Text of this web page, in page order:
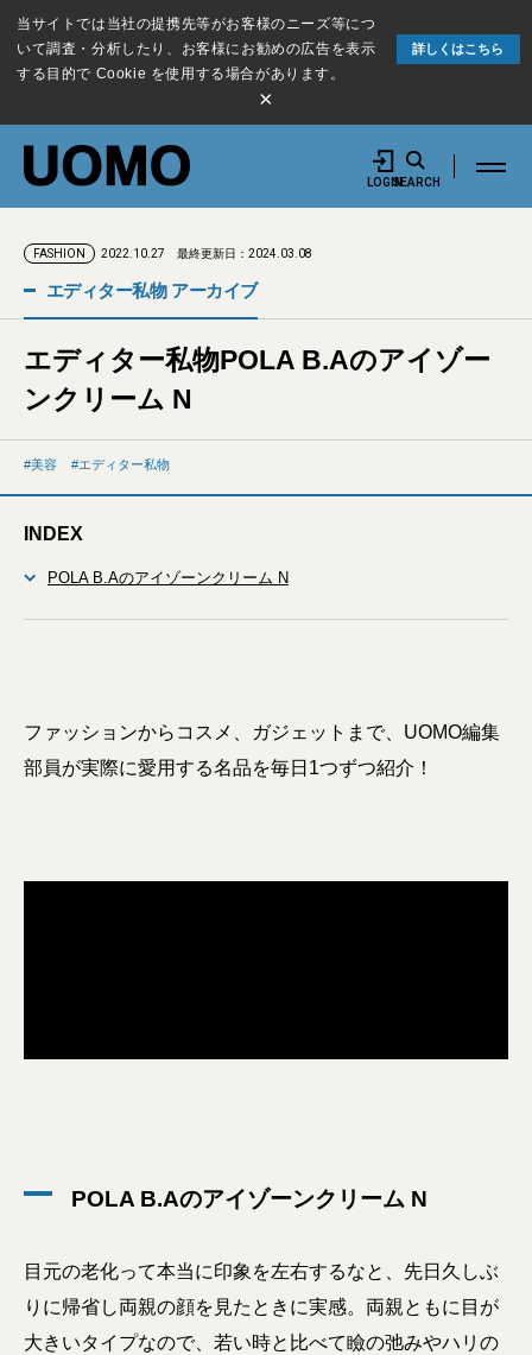
当サイトでは当社の提携先等がお客様のニーズ等につ
いて調査・分析したり、お客様にお勧めの広告を表示
する目的で Cookie を使用する場合があります。
詳しくはこちら
×
LOGINSEARCH
FASHION 2022.10.27 最終更新日：2024.03.08
エディター私物 アーカイブ
エディター私物POLA B.Aのアイゾー
ンクリーム N
美容 エディター私物
INDEX
POLA B.Aのアイゾーンクリーム N
ファッションからコスメ、ガジェットまで、UOMO編集
部員が実際に愛用する名品を毎日1つずつ紹介！
POLA B.Aのアイゾーンクリーム N
目元の老化って本当に印象を左右するなと、先日久しぶ
りに帰省し両親の顔を見たときに実感。両親ともに目が
大きいタイプなので、若い時と比べて瞼の弛みやハリの